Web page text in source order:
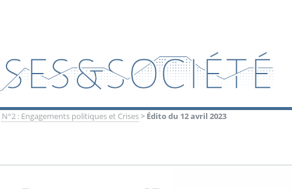
N°2 : Engagements politiques et Crises> Édito du 12 avril 2023